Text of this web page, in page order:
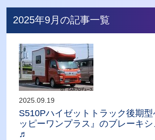
2025年9月の記事一覧
2025.09.19
S510Pハイゼットトラック後期
ッピーワンプラス』のブレーキ
♬